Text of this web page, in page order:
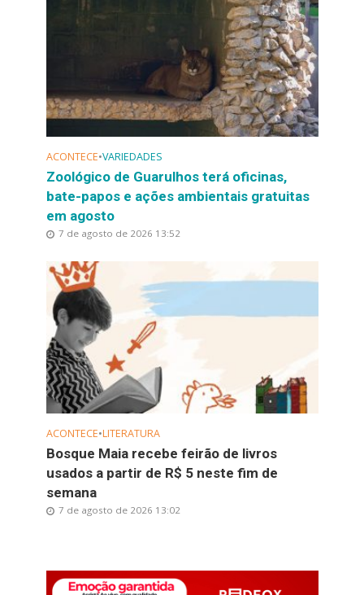
ACONTECE•VARIEDADES
Zoológico de Guarulhos terá oficinas,
bate-papos e ações ambientais gratuitas
em agosto
7 de agosto de 2026 13:52
ACONTECE•LITERATURA
Bosque Maia recebe feirão de livros
usados a partir de R$ 5 neste fim de
semana
7 de agosto de 2026 13:02